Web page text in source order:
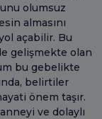
olumsuz
almasını
açabilir. Bu
gelişmekte olan
bu gebelikte
belirtiler
önem taşır.
ve dolaylı